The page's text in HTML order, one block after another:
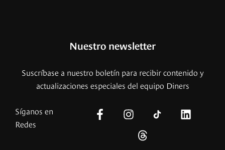
Nuestro newsletter
Suscríbase a nuestro boletín para recibir contenido y
actualizaciones especiales del equipo Diners
Síganos en
Redes